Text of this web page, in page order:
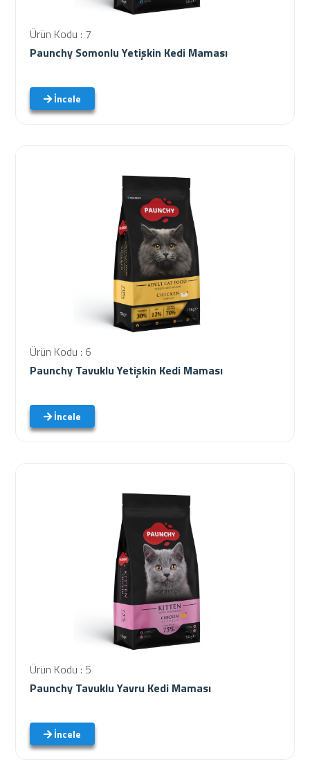
Ürün Kodu : 7
Paunchy Somonlu Yetişkin Kedi Maması
İncele
Ürün Kodu : 6
Paunchy Tavuklu Yetişkin Kedi Maması
İncele
Ürün Kodu : 5
Paunchy Tavuklu Yavru Kedi Maması
İncele